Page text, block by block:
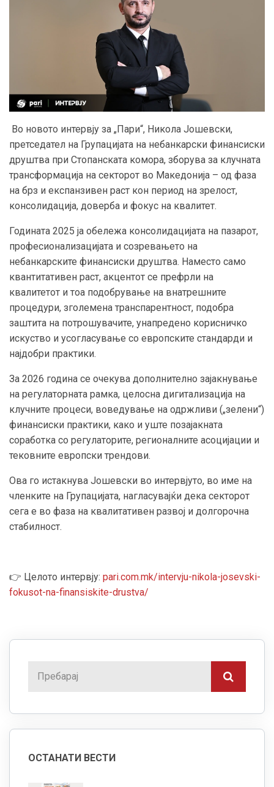
Во новото интервју за „Пари“, Никола Јошевски,
претседател на Групацијата на небанкарски финансиски
друштва при Стопанската комора, зборува за клучната
трансформација на секторот во Македонија – од фаза
на брз и експанзивен раст кон период на зрелост,
консолидација, доверба и фокус на квалитет.
Годината 2025 ја обележа консолидацијата на пазарот,
професионализацијата и созревањето на
небанкарските финансиски друштва. Наместо само
квантитативен раст, акцентот се префрли на
квалитетот и тоа подобрување на внатрешните
процедури, зголемена транспарентност, подобра
заштита на потрошувачите, унапредено корисничко
искуство и усогласување со европските стандарди и
најдобри практики.
За 2026 година се очекува дополнително зајакнување
на регулаторната рамка, целосна дигитализација на
клучните процеси, воведување на одржливи („зелени“)
финансиски практики, како и уште позајакната
соработка со регулаторите, регионалните асоцијации и
тековните европски трендови.
Ова го истакнува Јошевски во интервјуто, во име на
членките на Групацијата, нагласувајќи дека секторот
сега е во фаза на квалитативен развој и долгорочна
стабилност.
👉 Целото интервју: pari.com.mk/intervju-nikola-josevski-
fokusot-na-finansiskite-drustva/
ОСТАНАТИ ВЕСТИ